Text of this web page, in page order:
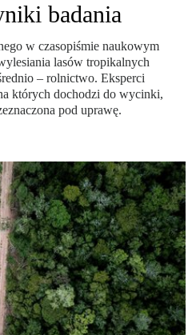
badania
w czasopiśmie naukowym
lasów tropikalnych
– rolnictwo. Eksperci
których dochodzi do wycinki,
pod uprawę.